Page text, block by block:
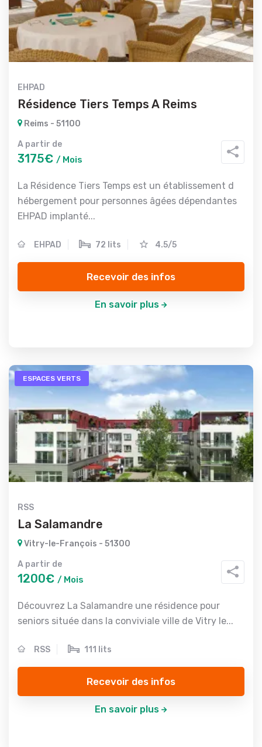
EHPAD
Résidence Tiers Temps A Reims
Reims - 51100
A partir de
3175€ / Mois
La Résidence Tiers Temps est un établissement d
hébergement pour personnes âgées dépendantes
EHPAD implanté...
EHPAD 72 lits 4.5/5
Recevoir des infos
En savoir plus
ESPACES VERTS
RSS
La Salamandre
Vitry-le-François - 51300
A partir de
1200€ / Mois
Découvrez La Salamandre une résidence pour
seniors située dans la conviviale ville de Vitry le...
RSS 111 lits
Recevoir des infos
En savoir plus